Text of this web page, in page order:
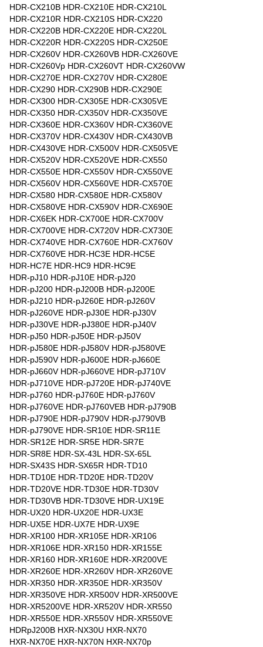
HDR-CX210B HDR-CX210E HDR-CX210L
HDR-CX210R HDR-CX210S HDR-CX220
HDR-CX220B HDR-CX220E HDR-CX220L
HDR-CX220R HDR-CX220S HDR-CX250E
HDR-CX260V HDR-CX260VB HDR-CX260VE
HDR-CX260Vp HDR-CX260VT HDR-CX260VW
HDR-CX270E HDR-CX270V HDR-CX280E
HDR-CX290 HDR-CX290B HDR-CX290E
HDR-CX300 HDR-CX305E HDR-CX305VE
HDR-CX350 HDR-CX350V HDR-CX350VE
HDR-CX360E HDR-CX360V HDR-CX360VE
HDR-CX370V HDR-CX430V HDR-CX430VB
HDR-CX430VE HDR-CX500V HDR-CX505VE
HDR-CX520V HDR-CX520VE HDR-CX550
HDR-CX550E HDR-CX550V HDR-CX550VE
HDR-CX560V HDR-CX560VE HDR-CX570E
HDR-CX580 HDR-CX580E HDR-CX580V
HDR-CX580VE HDR-CX590V HDR-CX690E
HDR-CX6EK HDR-CX700E HDR-CX700V
HDR-CX700VE HDR-CX720V HDR-CX730E
HDR-CX740VE HDR-CX760E HDR-CX760V
HDR-CX760VE HDR-HC3E HDR-HC5E
HDR-HC7E HDR-HC9 HDR-HC9E
HDR-pJ10 HDR-pJ10E HDR-pJ20
HDR-pJ200 HDR-pJ200B HDR-pJ200E
HDR-pJ210 HDR-pJ260E HDR-pJ260V
HDR-pJ260VE HDR-pJ30E HDR-pJ30V
HDR-pJ30VE HDR-pJ380E HDR-pJ40V
HDR-pJ50 HDR-pJ50E HDR-pJ50V
HDR-pJ580E HDR-pJ580V HDR-pJ580VE
HDR-pJ590V HDR-pJ600E HDR-pJ660E
HDR-pJ660V HDR-pJ660VE HDR-pJ710V
HDR-pJ710VE HDR-pJ720E HDR-pJ740VE
HDR-pJ760 HDR-pJ760E HDR-pJ760V
HDR-pJ760VE HDR-pJ760VEB HDR-pJ790B
HDR-pJ790E HDR-pJ790V HDR-pJ790VB
HDR-pJ790VE HDR-SR10E HDR-SR11E
HDR-SR12E HDR-SR5E HDR-SR7E
HDR-SR8E HDR-SX-43L HDR-SX-65L
HDR-SX43S HDR-SX65R HDR-TD10
HDR-TD10E HDR-TD20E HDR-TD20V
HDR-TD20VE HDR-TD30E HDR-TD30V
HDR-TD30VB HDR-TD30VE HDR-UX19E
HDR-UX20 HDR-UX20E HDR-UX3E
HDR-UX5E HDR-UX7E HDR-UX9E
HDR-XR100 HDR-XR105E HDR-XR106
HDR-XR106E HDR-XR150 HDR-XR155E
HDR-XR160 HDR-XR160E HDR-XR200VE
HDR-XR260E HDR-XR260V HDR-XR260VE
HDR-XR350 HDR-XR350E HDR-XR350V
HDR-XR350VE HDR-XR500V HDR-XR500VE
HDR-XR5200VE HDR-XR520V HDR-XR550
HDR-XR550E HDR-XR550V HDR-XR550VE
HDRpJ200B HXR-NX30U HXR-NX70
HXR-NX70E HXR-NX70N HXR-NX70p